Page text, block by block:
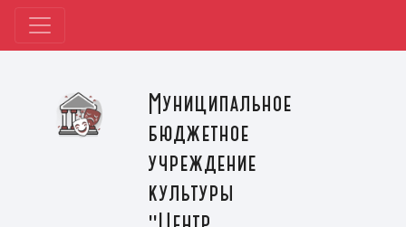
Муниципальное
бюджетное
учреждение
культуры